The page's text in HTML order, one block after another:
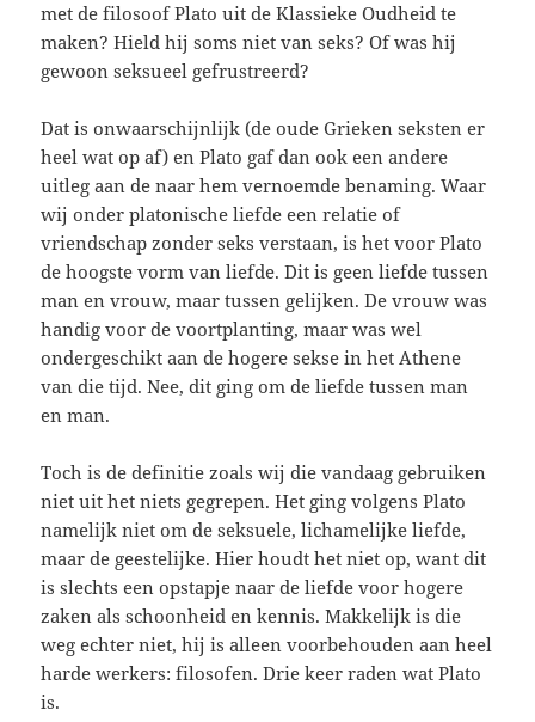
met de filosoof Plato uit de Klassieke Oudheid te
maken? Hield hij soms niet van seks? Of was hij
gewoon seksueel gefrustreerd?
Dat is onwaarschijnlijk (de oude Grieken seksten er
heel wat op af) en Plato gaf dan ook een andere
uitleg aan de naar hem vernoemde benaming. Waar
wij onder platonische liefde een relatie of
vriendschap zonder seks verstaan, is het voor Plato
de hoogste vorm van liefde. Dit is geen liefde tussen
man en vrouw, maar tussen gelijken. De vrouw was
handig voor de voortplanting, maar was wel
ondergeschikt aan de hogere sekse in het Athene
van die tijd. Nee, dit ging om de liefde tussen man
en man.
Toch is de definitie zoals wij die vandaag gebruiken
niet uit het niets gegrepen. Het ging volgens Plato
namelijk niet om de seksuele, lichamelijke liefde,
maar de geestelijke. Hier houdt het niet op, want dit
is slechts een opstapje naar de liefde voor hogere
zaken als schoonheid en kennis. Makkelijk is die
weg echter niet, hij is alleen voorbehouden aan heel
harde werkers: filosofen. Drie keer raden wat Plato
is.